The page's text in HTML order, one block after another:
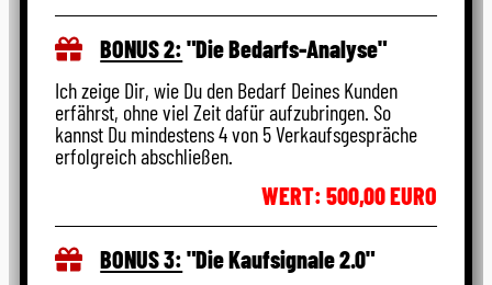
BONUS 2:"Die Bedarfs-Analyse"
Ich zeige Dir, wie Du den Bedarf Deines Kunden
erfährst, ohne viel Zeit dafür aufzubringen. So
kannst Du mindestens 4 von 5 Verkaufsgespräche
erfolgreich abschließen.
WERT: 500,00 EURO
BONUS 3:"Die Kaufsignale 2.0"